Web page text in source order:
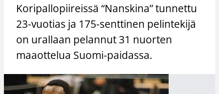
Koripallopiireissä “Nanskina” tunnettu
23-vuotias ja 175-senttinen pelintekijä
on urallaan pelannut 31 nuorten
maaottelua Suomi-paidassa.